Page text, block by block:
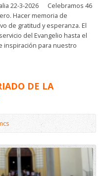
22-3-2026 Celebramos 46
Hacer memoria de
de gratitud y esperanza. El
del Evangelio hasta el
inspiración para nuestro
DE LA